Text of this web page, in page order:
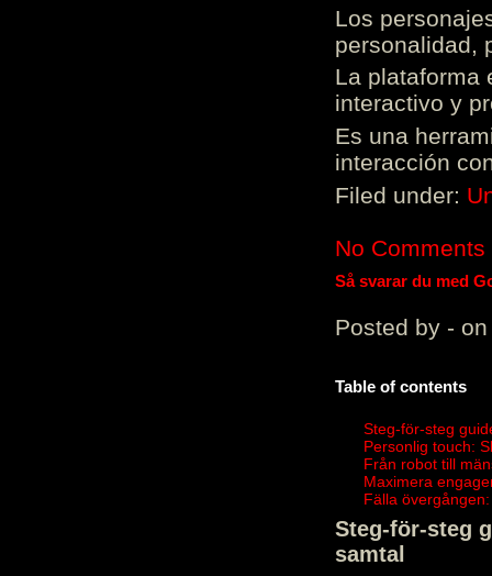
Los
personalidad,
La plataforma
interactivo y
Es una
interacción
Filed under:
No Comments
Så svarar du med
Posted by - on
Table of contents
Steg-för-steg
Personlig touch:
Från robot till
Maximera
Fälla
Steg-för-steg
samtal